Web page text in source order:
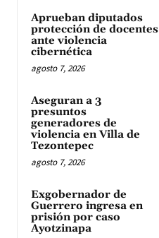
Aprueban diputados
protección de docentes
ante violencia
cibernética
agosto 7, 2026
Aseguran a 3
presuntos
generadores de
violencia en Villa de
Tezontepec
agosto 7, 2026
Exgobernador de
Guerrero ingresa en
prisión por caso
Ayotzinapa